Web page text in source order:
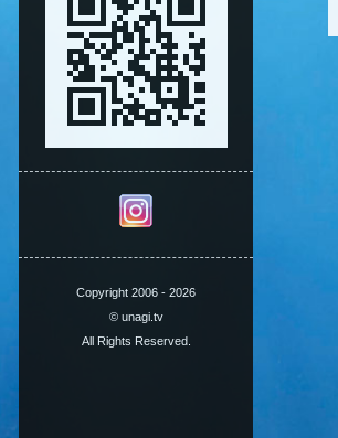
Copyright 2006 - 2026
© unagi.tv
All Rights Reserved.